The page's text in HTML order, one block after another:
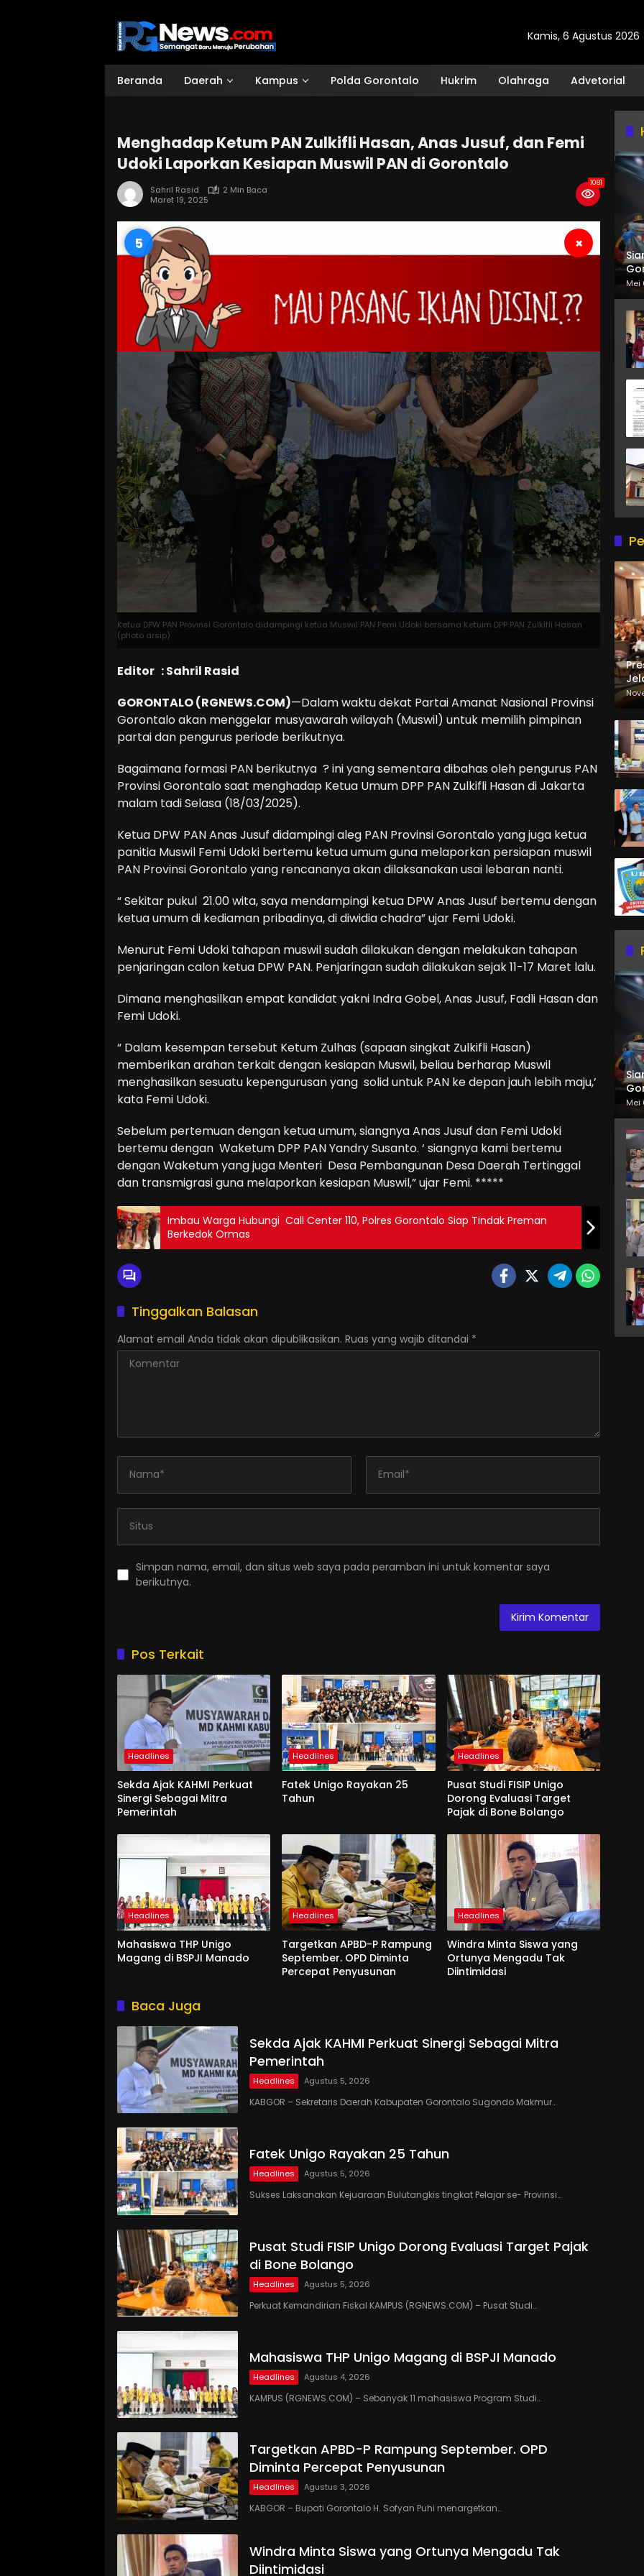
Kamis, 6 Agustus 2026
Beranda Daerah Kampus Polda Gorontalo Hukrim Olahraga Advetorial
Menghadap Ketum PAN Zulkifli Hasan, Anas Jusuf, dan Femi
Udoki Laporkan Kesiapan Muswil PAN di Gorontalo
Sahril Rasid
2 Min Baca
Maret 19, 2025
1081
4 ×
Ketua DPW PAN Provinsi Gorontalo didampingi ketua Muswil PAN Femi Udoki bersama Ketuim DPP PAN Zulkifli Hasan
(photo arsip)
Editor : Sahril Rasid
GORONTALO (RGNEWS.COM)—Dalam waktu dekat Partai Amanat Nasional Provinsi
Gorontalo akan menggelar musyawarah wilayah (Muswil) untuk memilih pimpinan
partai dan pengurus periode berikutnya.
Bagaimana formasi PAN berikutnya ? ini yang sementara dibahas oleh pengurus PAN
Provinsi Gorontalo saat menghadap Ketua Umum DPP PAN Zulkifli Hasan di Jakarta
malam tadi Selasa (18/03/2025).
Ketua DPW PAN Anas Jusuf didampingi aleg PAN Provinsi Gorontalo yang juga ketua
panitia Muswil Femi Udoki bertemu ketua umum guna melaporkan persiapan muswil
PAN Provinsi Gorontalo yang rencananya akan dilaksanakan usai lebaran nanti.
“ Sekitar pukul 21.00 wita, saya mendampingi ketua DPW Anas Jusuf bertemu dengan
ketua umum di kediaman pribadinya, di diwidia chadra” ujar Femi Udoki.
Menurut Femi Udoki tahapan muswil sudah dilakukan dengan melakukan tahapan
penjaringan calon ketua DPW PAN. Penjaringan sudah dilakukan sejak 11-17 Maret lalu.
Dimana menghasilkan empat kandidat yakni Indra Gobel, Anas Jusuf, Fadli Hasan dan
Femi Udoki.
“ Dalam kesempan tersebut Ketum Zulhas (sapaan singkat Zulkifli Hasan)
memberikan arahan terkait dengan kesiapan Muswil, beliau berharap Muswil
menghasilkan sesuatu kepengurusan yang solid untuk PAN ke depan jauh lebih maju,’
kata Femi Udoki.
Sebelum pertemuan dengan ketua umum, siangnya Anas Jusuf dan Femi Udoki
bertemu dengan Waketum DPP PAN Yandry Susanto. ‘ siangnya kami bertemu
dengan Waketum yang juga Menteri Desa Pembangunan Desa Daerah Tertinggal
dan transmigrasi guna melaporkan kesiapan Muswil,” ujar Femi. *****
Imbau Warga Hubungi Call Center 110, Polres Gorontalo Siap Tindak Preman
Berkedok Ormas
Tinggalkan Balasan
Alamat email Anda tidak akan dipublikasikan. Ruas yang wajib ditandai *
Simpan nama, email, dan situs web saya pada peramban ini untuk komentar saya
berikutnya.
Pos Terkait
Headlines
Sekda Ajak KAHMI Perkuat
Sinergi Sebagai Mitra
Pemerintah
Headlines
Fatek Unigo Rayakan 25
Tahun
Headlines
Pusat Studi FISIP Unigo
Dorong Evaluasi Target
Pajak di Bone Bolango
Headlines
Mahasiswa THP Unigo
Magang di BSPJI Manado
Headlines
Targetkan APBD-P Rampung
September. OPD Diminta
Percepat Penyusunan
Headlines
Windra Minta Siswa yang
Ortunya Mengadu Tak
Diintimidasi
Baca Juga
Sekda Ajak KAHMI Perkuat Sinergi Sebagai Mitra
Pemerintah
Headlines Agustus 5, 2026
KABGOR – Sekretaris Daerah Kabupaten Gorontalo Sugondo Makmur…
Fatek Unigo Rayakan 25 Tahun
Headlines Agustus 5, 2026
Sukses Laksanakan Kejuaraan Bulutangkis tingkat Pelajar se- Provinsi…
Pusat Studi FISIP Unigo Dorong Evaluasi Target Pajak
di Bone Bolango
Headlines Agustus 5, 2026
Perkuat Kemandirian Fiskal KAMPUS (RGNEWS.COM) – Pusat Studi…
Mahasiswa THP Unigo Magang di BSPJI Manado
Headlines Agustus 4, 2026
KAMPUS (RGNEWS.COM) – Sebanyak 11 mahasiswa Program Studi…
Targetkan APBD-P Rampung September. OPD
Diminta Percepat Penyusunan
Headlines Agustus 3, 2026
KABGOR – Bupati Gorontalo H. Sofyan Puhi menargetkan…
Windra Minta Siswa yang Ortunya Mengadu Tak
Diintimidasi
Mei
Mei